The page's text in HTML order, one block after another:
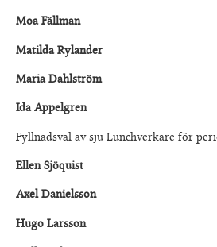
Moa Fällman
Matilda Rylander
Maria Dahlström
Ida Appelgren
Fyllnadsval av sju Lunchverkare för
Ellen Sjöquist
Axel Danielsson
Hugo Larsson